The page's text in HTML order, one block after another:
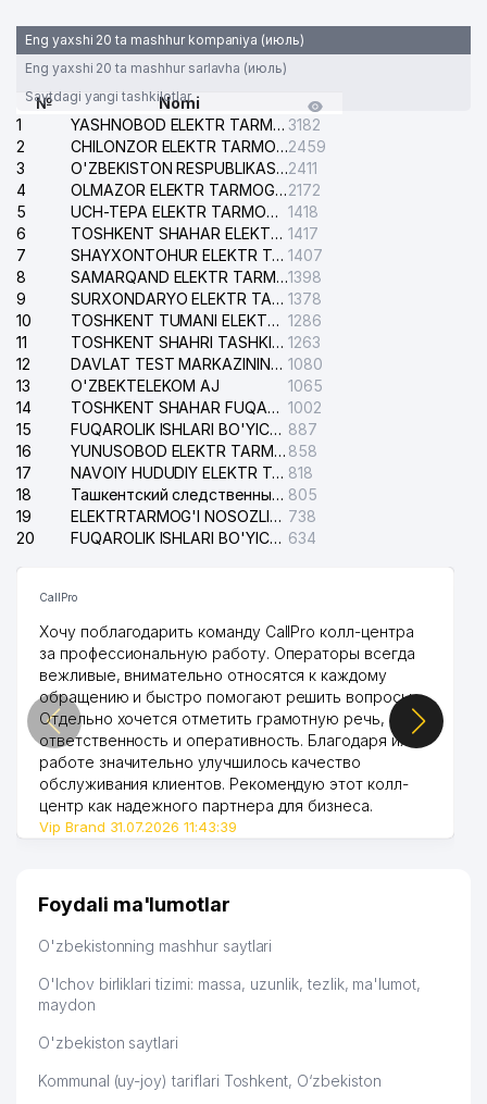
Eng yaxshi 20 ta mashhur kompaniya (июль)
Eng yaxshi 20 ta mashhur sarlavha (июль)
Saytdagi yangi tashkilotlar
№
Nomi
1
YASHNOBOD ELEKTR TARMOG'I NOSOZLIKLARI XIZMATI 3182
2
CHILONZOR ELEKTR TARMOG'I NOSOZLIK XIZMATI2459
3
O'ZBEKISTON RESPUBLIKASI BOSH PROKURATURASI ISHONCH TELEFONI2411
4
OLMAZOR ELEKTR TARMOG'I NOSOZLIKLARI XIZMATI2172
5
UCH-TEPA ELEKTR TARMOG'I NOSOZLIKLARI XIZMATI 1418
6
TOSHKENT SHAHAR ELEKTR TARMOQLARI KORXONASI AJ 1417
7
SHAYXONTOHUR ELEKTR TARMOG'I NOSOZLIKLARINI TUZATISH XIZMATI 1407
8
SAMARQAND ELEKTR TARMOQLARI AJ1398
9
SURXONDARYO ELEKTR TARMOQLARI AJ 1378
10
TOSHKENT TUMANI ELEKTR TARMOG'I AVARIYA XIZMATI 1286
11
TOSHKENT SHAHRI TASHKILOT TELEFONLARI HAQIDA MA'LUMOT BYUROSI 1263
12
DAVLAT TEST MARKAZINING ISHONCH TELEFONLARI 1080
13
O'ZBEKTELEKOM AJ
1065
14
TOSHKENT SHAHAR FUQAROLIK ISHLARI BO'YICHA SUDI 1002
15
FUQAROLIK ISHLARI BO'YICHA YAKKASAROY TUMANLARARO SUDI 887
16
YUNUSOBOD ELEKTR TARMOG'I NOSOZLIKLARI XIZMATI 858
17
NAVOIY HUDUDIY ELEKTR TARMOQLARI KORXONASI AJ 818
18
Ташкентский следственный изолятор 805
19
ELEKTRTARMOG'I NOSOZLIKLARINI TO'ZATISH SERGELI XIZMATI 738
20
FUQAROLIK ISHLARI BO'YICHA UCH-TEPA TUMANI SUDI 634
CallPro
Хочу поблагодарить команду CallPro колл-центра
за профессиональную работу. Операторы всегда
вежливые, внимательно относятся к каждому
обращению и быстро помогают решить вопросы.
Отдельно хочется отметить грамотную речь,
ответственность и оперативность. Благодаря их
работе значительно улучшилось качество
обслуживания клиентов. Рекомендую этот колл-
центр как надежного партнера для бизнеса.
Vip Brand 31.07.2026 11:43:39
Foydali ma'lumotlar
O'zbekistonning mashhur saytlari
O'lchov birliklari tizimi: massa, uzunlik, tezlik, ma'lumot,
maydon
O'zbekiston saytlari
Kommunal (uy-joy) tariflari Toshkent, O‘zbekiston